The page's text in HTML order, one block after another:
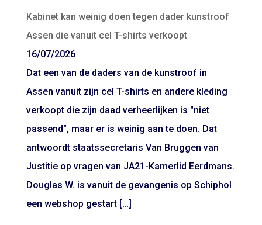
Kabinet kan weinig doen tegen dader kunstroof
Assen die vanuit cel T-shirts verkoopt
16/07/2026
Dat een van de daders van de kunstroof in
Assen vanuit zijn cel T-shirts en andere kleding
verkoopt die zijn daad verheerlijken is "niet
passend", maar er is weinig aan te doen. Dat
antwoordt staatssecretaris Van Bruggen van
Justitie op vragen van JA21-Kamerlid Eerdmans.
Douglas W. is vanuit de gevangenis op Schiphol
een webshop gestart […]